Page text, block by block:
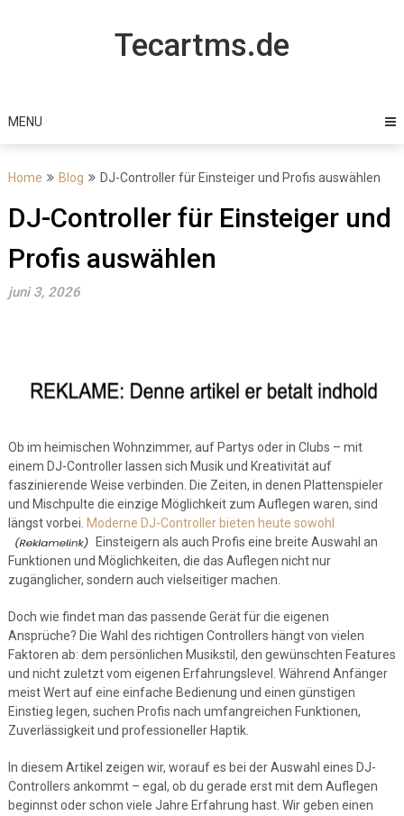
Tecartms.de
MENU
Home Blog DJ-Controller für Einsteiger und Profis auswählen
DJ-Controller für Einsteiger und
Profis auswählen
juni 3, 2026
Ob im heimischen Wohnzimmer, auf Partys oder in Clubs – mit
einem DJ-Controller lassen sich Musik und Kreativität auf
faszinierende Weise verbinden. Die Zeiten, in denen Plattenspieler
und Mischpulte die einzige Möglichkeit zum Auflegen waren, sind
längst vorbei. Moderne DJ-Controller bieten heute sowohl
Einsteigern als auch Profis eine breite Auswahl an
Funktionen und Möglichkeiten, die das Auflegen nicht nur
zugänglicher, sondern auch vielseitiger machen.
Doch wie findet man das passende Gerät für die eigenen
Ansprüche? Die Wahl des richtigen Controllers hängt von vielen
Faktoren ab: dem persönlichen Musikstil, den gewünschten Features
und nicht zuletzt vom eigenen Erfahrungslevel. Während Anfänger
meist Wert auf eine einfache Bedienung und einen günstigen
Einstieg legen, suchen Profis nach umfangreichen Funktionen,
Zuverlässigkeit und professioneller Haptik.
In diesem Artikel zeigen wir, worauf es bei der Auswahl eines DJ-
Controllers ankommt – egal, ob du gerade erst mit dem Auflegen
beginnst oder schon viele Jahre Erfahrung hast. Wir geben einen